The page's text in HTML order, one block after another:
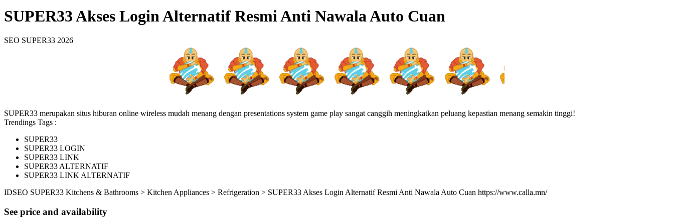
SUPER33 Akses Login Alternatif Resmi Anti Nawala Auto Cuan
SEO SUPER33 2026
SUPER33 merupakan situs hiburan online wireless mudah menang dengan presentations system game play sangat canggih meningkatkan peluang kepastian menang semakin tinggi!
Trendings Tags :
SUPER33
SUPER33 LOGIN
SUPER33 LINK
SUPER33 ALTERNATIF
SUPER33 LINK ALTERNATIF
IDSEO SUPER33 Kitchens & Bathrooms > Kitchen Appliances > Refrigeration > SUPER33 Akses Login Alternatif Resmi Anti Nawala Auto Cuan https://www.calla.mn/
See price and availability